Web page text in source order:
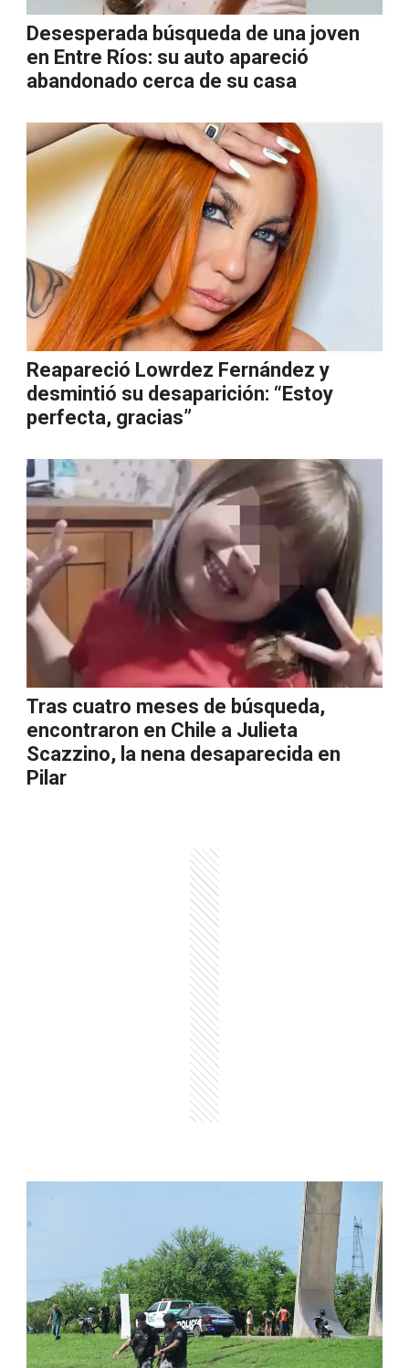
Desesperada búsqueda de una joven
en Entre Ríos: su auto apareció
abandonado cerca de su casa
Reapareció Lowrdez Fernández y
desmintió su desaparición: “Estoy
perfecta, gracias”
Tras cuatro meses de búsqueda,
encontraron en Chile a Julieta
Scazzino, la nena desaparecida en
Pilar